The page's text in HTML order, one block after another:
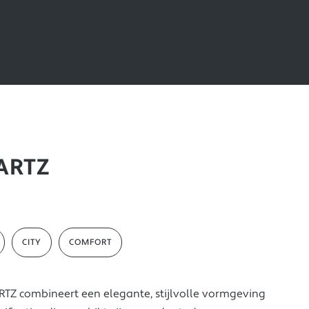
CITY COMFORT
combineert een elegante, stijlvolle vormgeving